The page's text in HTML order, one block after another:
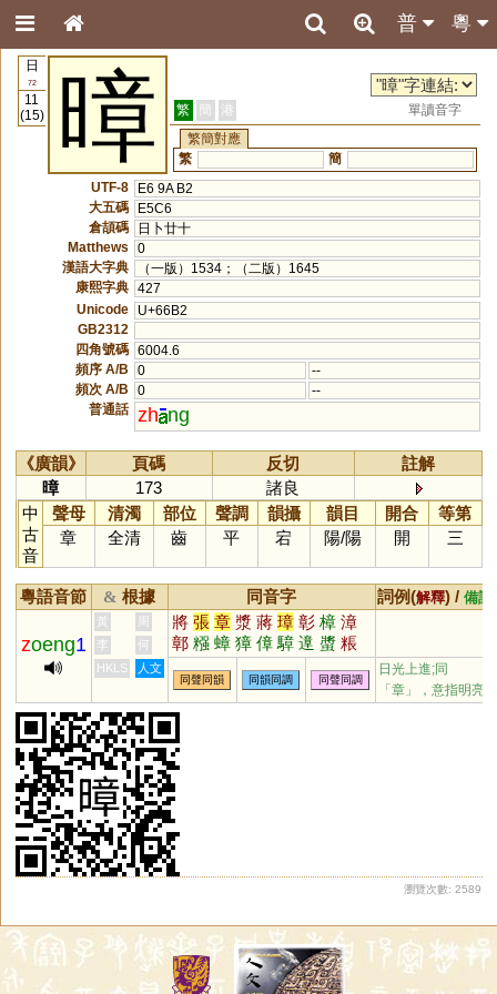
粵
普
日
72
11
(15)
暲 繁 簡 港
單讀音字
繁簡對應
繁
簡
UTF-8
E6 9A B2
大五碼
E5C6
倉頡碼
日卜廿十
Matthews
0
漢語大字典
（一版）1534；（二版）1645
康熙字典 427
Unicode
U+66B2
GB2312
四角號碼 6004.6
頻序 A/B
0
--
頻次 A/B
0
--
普通話 zh ng
《廣韻》 頁碼 反切
註解
暲
173
諸良
中
古
音
聲母 清濁 部位 聲調 韻攝 韻目 開合
等第
章
全清 齒 平 宕 陽/陽 開 三
粵語音節 & 根據 同音字 詞例(解釋) / 備註
zoeng1
黃 周 將 張 章 漿 蔣 璋 彰 樟 漳
鄣 糨 蟑 獐 傽 騿 遧 螿 粻
李
何
HKLS
人文
同聲同韻 同韻同調 同聲同調
日光上進;同
「章 」，意指明亮
瀏覽次數: 2589